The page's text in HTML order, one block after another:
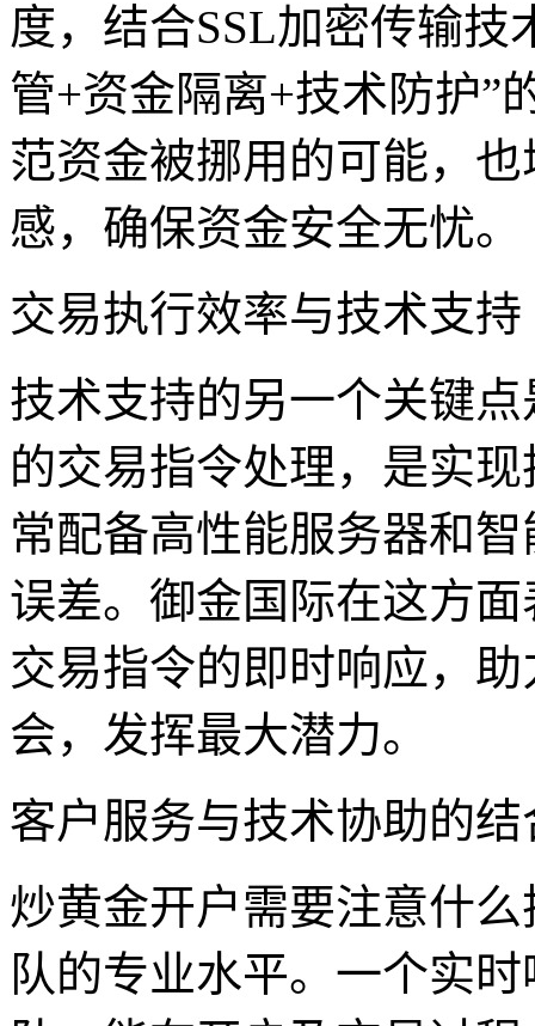
度，结合SSL加密传输技
管+资金隔离+技术防护”
范资金被挪用的可能，
感，确保资金安全无忧。
交易执行效率与技术支持
技术支持的另一个关键
的交易指令处理，是实
常配备高性能服务器和
误差。御金国际在这方
交易指令的即时响应，
会，发挥最大潜力。
客户服务与技术协助的结
炒黄金开户需要注意什
队的专业水平。一个实